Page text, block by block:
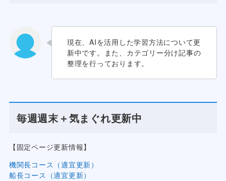
現在、AIを活用した学習方法について更
新中です。また、カテゴリー分け記事の
整理を行っております。
毎週週末＋気まぐれ更新中
【固定ページ更新情報】
機関長コース（適宜更新）
船長コース（適宜更新）